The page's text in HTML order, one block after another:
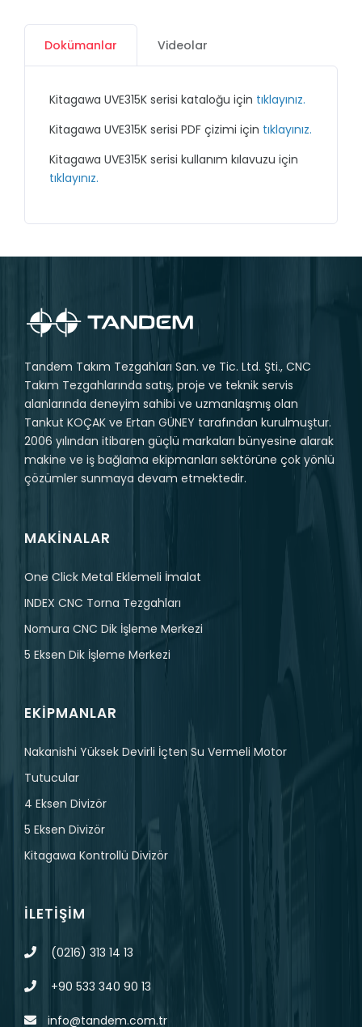
Dokümanlar Videolar
Kitagawa UVE315K serisi kataloğu için tıklayınız.
Kitagawa UVE315K serisi PDF çizimi için tıklayınız.
Kitagawa UVE315K serisi kullanım kılavuzu için
tıklayınız.
Tandem Takım Tezgahları San. ve Tic. Ltd. Şti., CNC
Takım Tezgahlarında satış, proje ve teknik servis
alanlarında deneyim sahibi ve uzmanlaşmış olan
Tankut KOÇAK ve Ertan GÜNEY tarafından kurulmuştur.
2006 yılından itibaren güçlü markaları bünyesine alarak
makine ve iş bağlama ekipmanları sektörüne çok yönlü
çözümler sunmaya devam etmektedir.
MAKINALAR
One Click Metal Eklemeli İmalat
INDEX CNC Torna Tezgahları
Nomura CNC Dik İşleme Merkezi
5 Eksen Dik İşleme Merkezi
EKIPMANLAR
Nakanishi Yüksek Devirli İçten Su Vermeli Motor
Tutucular
4 Eksen Divizör
5 Eksen Divizör
Kitagawa Kontrollü Divizör
İLETIŞIM
(0216) 313 14 13
+90 533 340 90 13
info@tandem.com.tr